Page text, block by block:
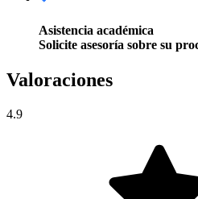
Asistencia académica
Solicite asesoría sobre su
Valoraciones
4.9